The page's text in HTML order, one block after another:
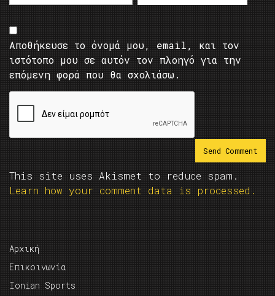
Αποθήκευσε το όνομά μου, email, και τον
ιστότοπο μου σε αυτόν τον πλοηγό για την
επόμενη φορά που θα σχολιάσω.
This site uses Akismet to reduce spam.
Learn how your comment data is processed.
Αρχική
Επικοινωνία
Ionian Sports